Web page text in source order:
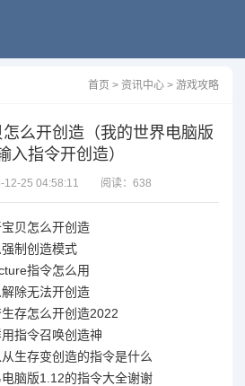
首页 > 资讯中心 > 游戏攻略
么开创造（我的世界电脑版
入指令开创造）
12-25 04:58:11 阅读： 638
贝怎么开创造
制创造模式
指令怎么用
除无法开创造
存怎么开创造2022
指令召唤创造神
生存变创造的指令是什么
脑版1.12的指令大全谢谢